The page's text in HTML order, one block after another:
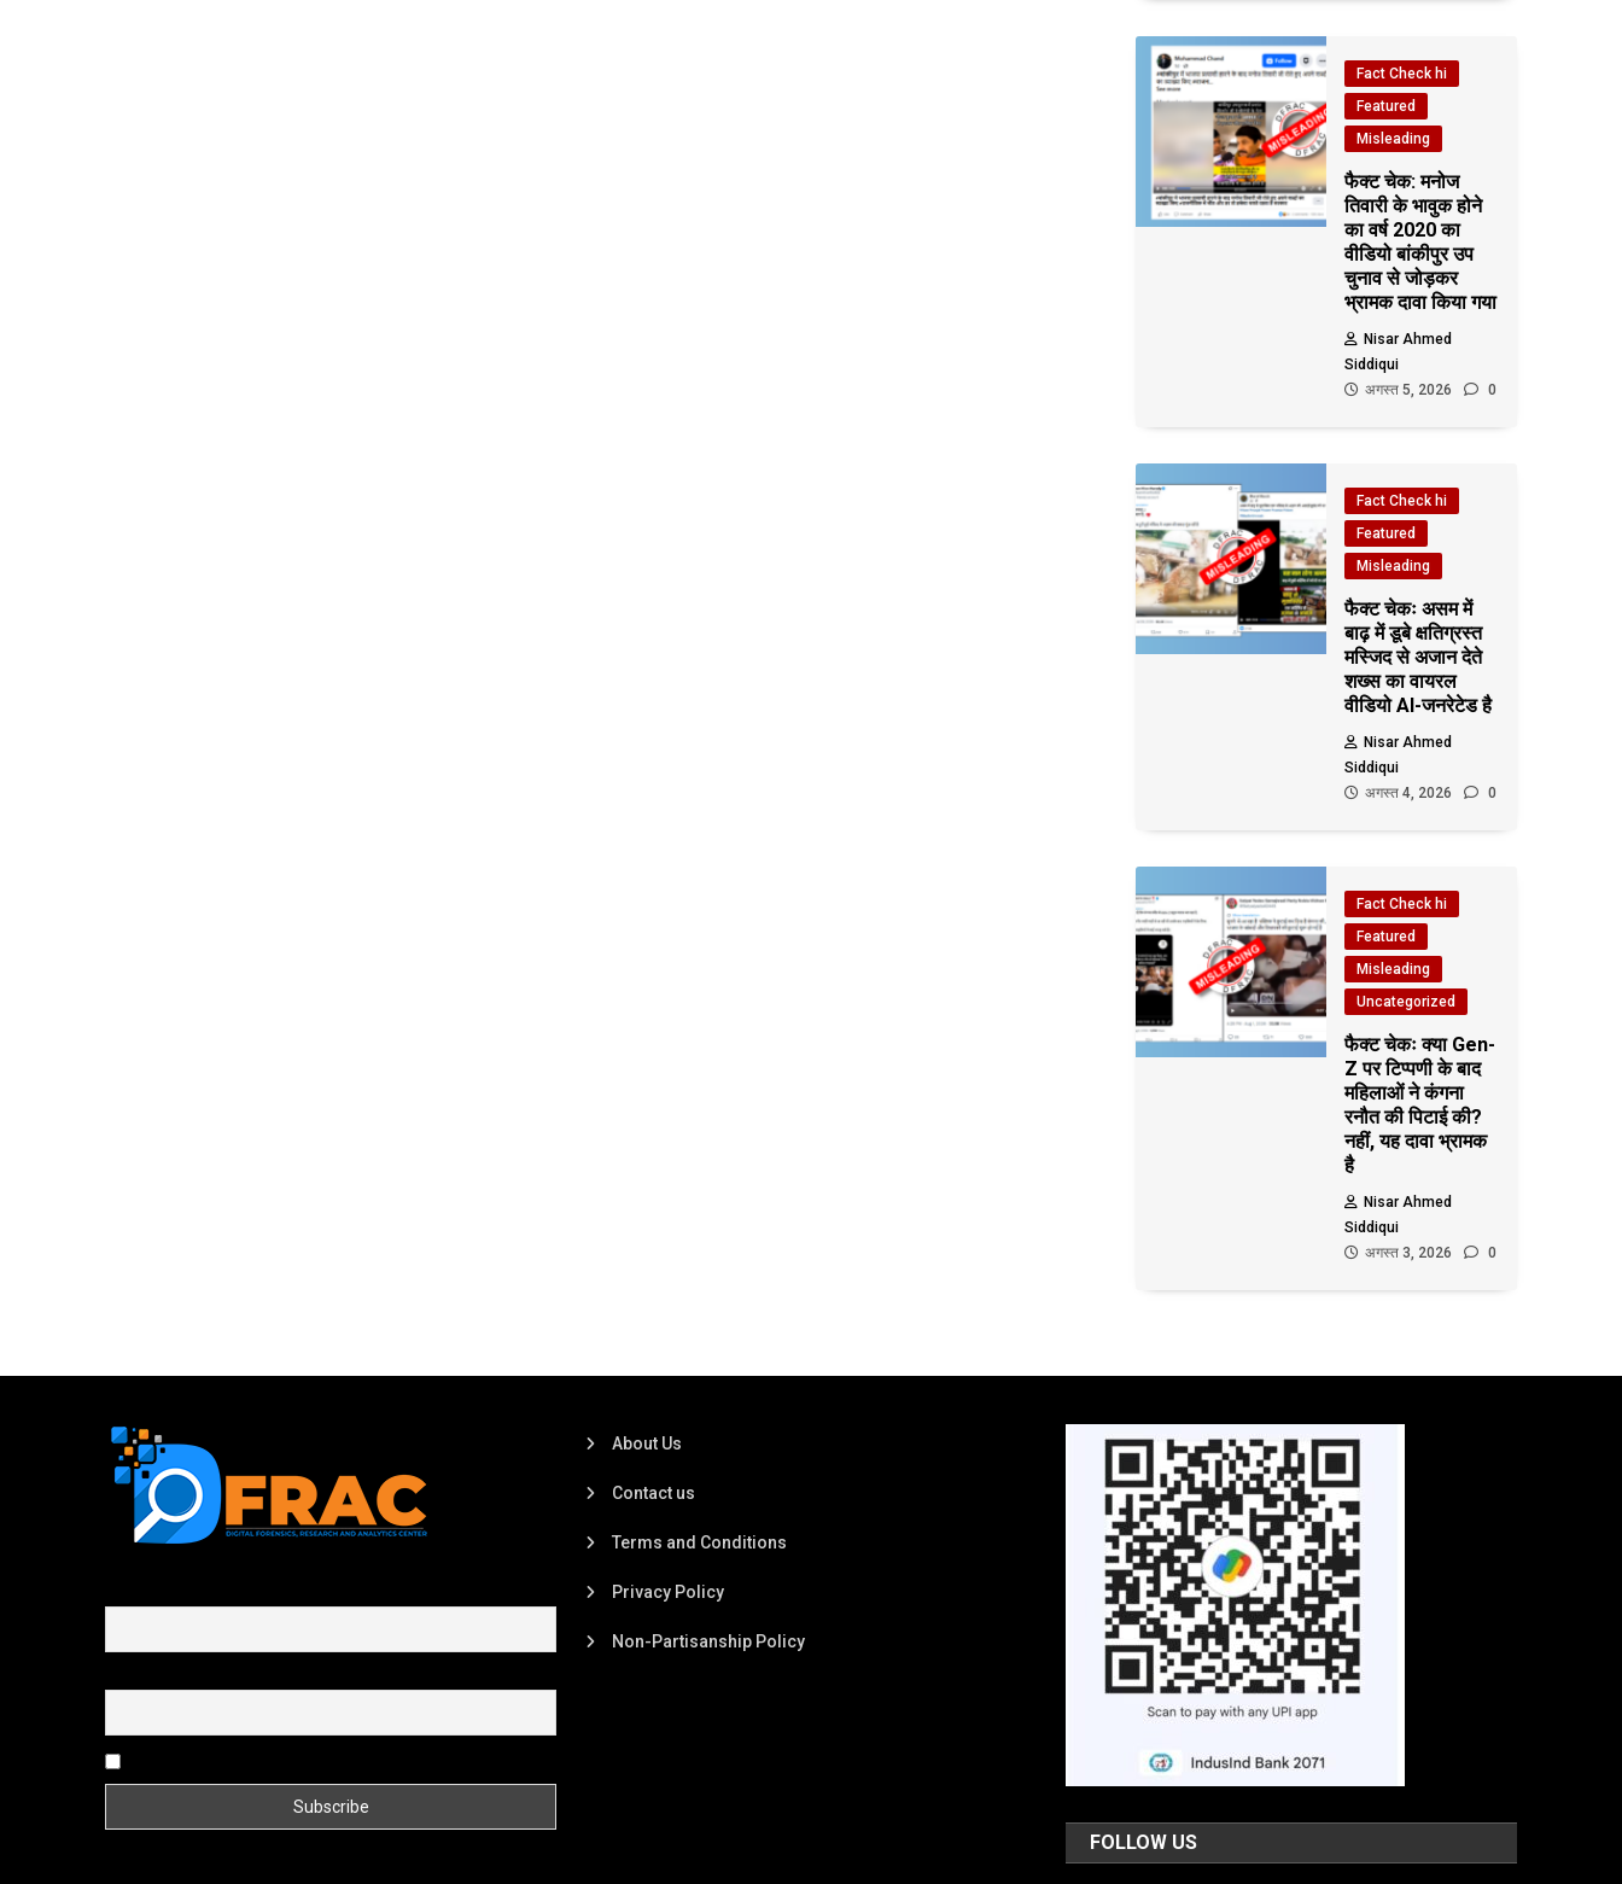
Fact Check hi
Featured
Misleading
फैक्ट चेक: मनोज
तिवारी के भावुक होने
का वर्ष 2020 का
वीडियो बांकीपुर उप
चुनाव से जोड़कर
भ्रामक दावा किया गया
Nisar Ahmed
Siddiqui
अगस्त 5, 2026
0
Fact Check hi
Featured
Misleading
फैक्ट चेकः असम में
बाढ़ में डूबे क्षतिग्रस्त
मस्जिद से अजान देते
शख्स का वायरल
वीडियो AI-जनरेटेड है
Nisar Ahmed
Siddiqui
अगस्त 4, 2026
0
Fact Check hi
Featured
Misleading
Uncategorized
फैक्ट चेकः क्या Gen-
Z पर टिप्पणी के बाद
महिलाओं ने कंगना
रनौत की पिटाई की?
नहीं, यह दावा भ्रामक
है
Nisar Ahmed
Siddiqui
अगस्त 3, 2026
0
About Us
Contact us
Terms and Conditions
Privacy Policy
Non-Partisanship Policy
FOLLOW US